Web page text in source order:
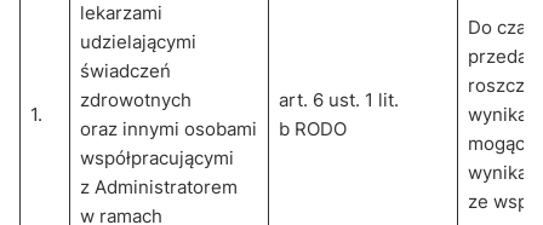
1.
lekarzami
udzielającymi
świadczeń
zdrowotnych
oraz innymi osobami
współpracującymi
z Administratorem
w ramach
art. 6 ust. 1 lit.
b RODO
Do
wynikać
ze